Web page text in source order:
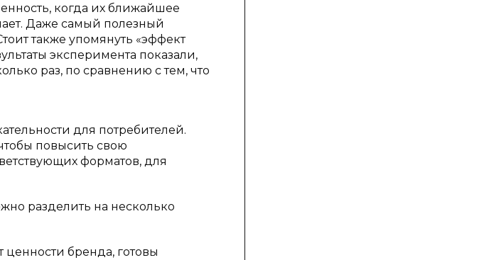
когда их ближайшее
Даже самый полезный
также упомянуть «эффект
эксперимента показали,
раз, по сравнению с тем, что
для потребителей.
повысить свою
форматов, для
разделить на несколько
бренда, готовы